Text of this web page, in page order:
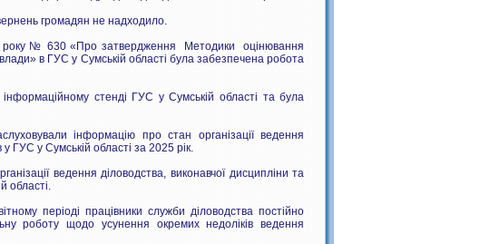
громадян не надходило.
року № 630 «Про затвердження Методики оцінювання
в ГУС у Сумській області була забезпечена робота
стенді ГУС у Сумській області та була
інформацію про стан організації ведення
ГУС у Сумській області за 2025 рік.
ведення діловодства, виконавчої дисципліни та
області.
періоді працівники служби діловодства постійно
роботу щодо усунення окремих недоліків ведення